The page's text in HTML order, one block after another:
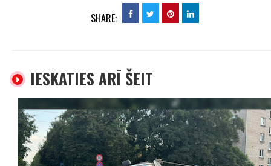
SHARE:
IESKATIES ARĪ ŠEIT